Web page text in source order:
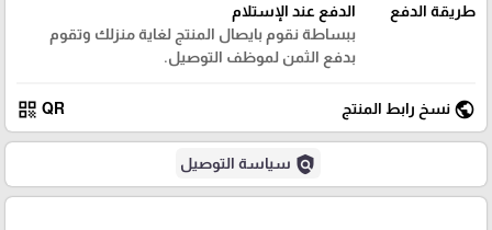
طريقة الدفع
الدفع عند الإستلام
ببساطة نقوم بايصال المنتج لغاية منزلك وتقوم
بدفع الثمن لموظف التوصيل.
public نسخ رابط المنتج QR
qr_code
policy سياسة التوصيل